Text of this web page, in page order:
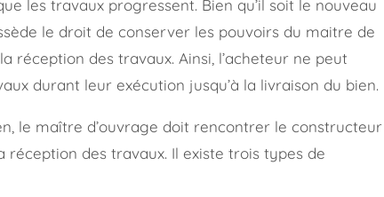
les travaux progressent. Bien qu’il soit le nouveau
le droit de conserver les pouvoirs du maitre de
réception des travaux. Ainsi, l’acheteur ne peut
durant leur exécution jusqu’à la livraison du bien.
le maître d’ouvrage doit rencontrer le constructeur
des travaux. Il existe trois types de